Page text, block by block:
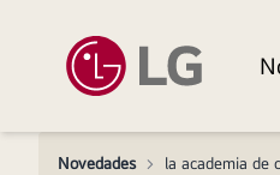
Novedades > la academia de